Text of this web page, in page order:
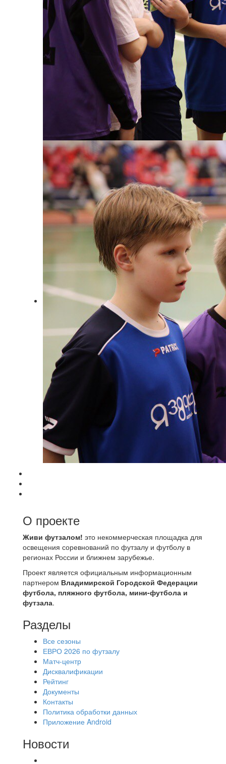
О проекте
Живи футзалом! это некоммерческая площадка для
освещения соревнований по футзалу и футболу в
регионах России и ближнем зарубежье.
Проект является официальным информационным
партнером Владимирской Городской Федерации
футбола, пляжного футбола, мини-футбола и
футзала.
Разделы
Все сезоны
ЕВРО 2026 по футзалу
Матч-центр
Дисквалификации
Рейтинг
Документы
Контакты
Политика обработки данных
Приложение Android
Новости